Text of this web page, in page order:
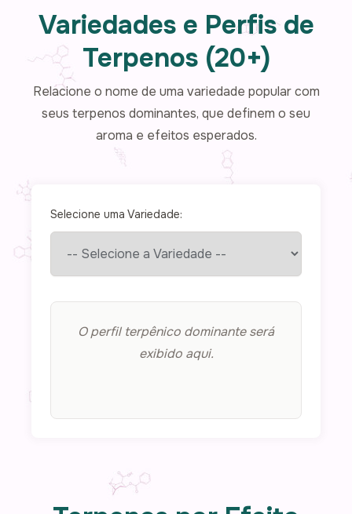
Variedades e Perfis de
Terpenos (20+)
Relacione o nome de uma variedade popular com
seus terpenos dominantes, que definem o seu
aroma e efeitos esperados.
Selecione uma Variedade:
O perfil terpênico dominante será
exibido aqui.